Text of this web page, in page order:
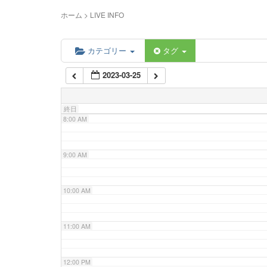
ホーム > LIVE INFO
カテゴリー タグ
2023-03-25
終日
5:00 AM
6:00 AM
7:00 AM
8:00 AM
9:00 AM
10:00 AM
11:00 AM
12:00 PM